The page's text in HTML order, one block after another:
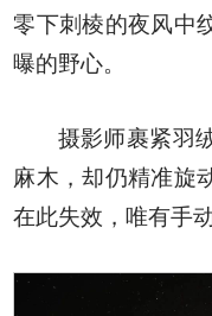
零下刺棱的夜风中
曝的野心。
摄影师裹紧羽
麻木，却仍精准
在此失效，唯有手